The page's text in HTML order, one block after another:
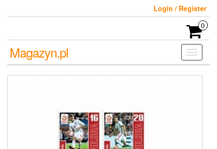
Login / Register
0
Toggle
Magazyn.pl